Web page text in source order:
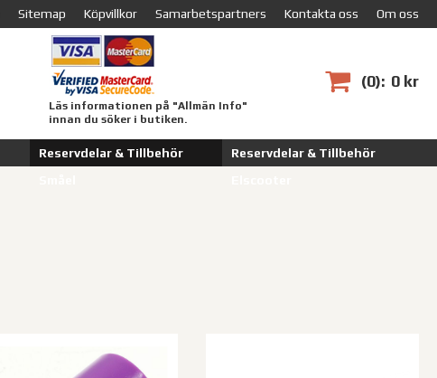
Sitemap Köpvillkor Samarbetspartners Kontakta oss Om oss
0 0 kr
Läs informationen på "Allmän Info"
innan du söker i butiken.
Reservdelar & Tillbehör
Reservdelar & Tillbehör